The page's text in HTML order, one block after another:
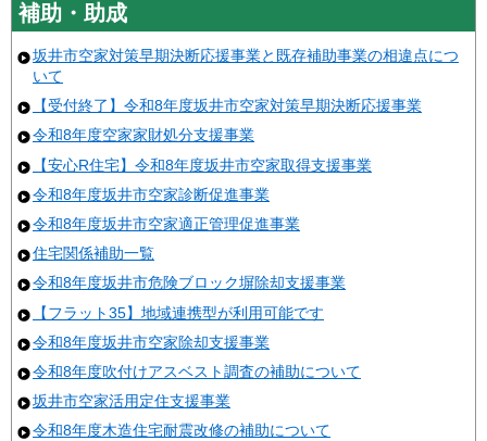
補助・助成
坂井市空家対策早期決断応援事業と既存補助事業の相違点につ
いて
【受付終了】令和8年度坂井市空家対策早期決断応援事業
令和8年度空家家財処分支援事業
【安心R住宅】令和8年度坂井市空家取得支援事業
令和8年度坂井市空家診断促進事業
令和8年度坂井市空家適正管理促進事業
住宅関係補助一覧
令和8年度坂井市危険ブロック塀除却支援事業
【フラット35】地域連携型が利用可能です
令和8年度坂井市空家除却支援事業
令和8年度吹付けアスベスト調査の補助について
坂井市空家活用定住支援事業
令和8年度木造住宅耐震改修の補助について